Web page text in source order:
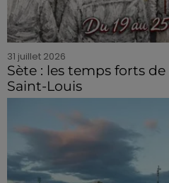
31 juillet 2026
Sète : les temps forts
Saint-Louis